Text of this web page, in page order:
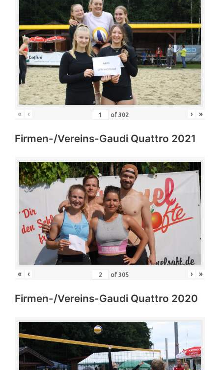
« ‹ of 302 › »
Firmen-/Vereins-Gaudi Quattro 2021
« ‹ of 305 › »
Firmen-/Vereins-Gaudi Quattro 2020